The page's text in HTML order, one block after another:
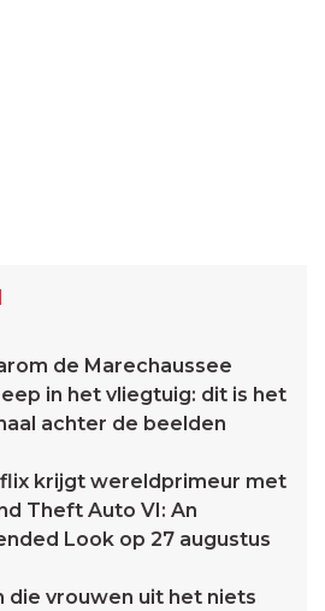
de Marechaussee
in het vliegtuig: dit is het
achter de beelden
krijgt wereldprimeur met
Theft Auto VI: An
Look op 27 augustus
die vrouwen uit het niets